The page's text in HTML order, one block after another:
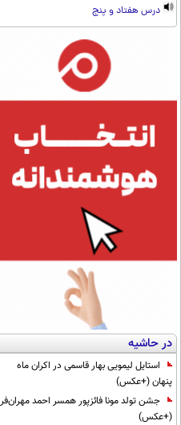
درس هفتاد و پنج
در حاشیه
استایل لیمویی بهار قاسمی در اکران ماه
پنهان (+عکس)
جشن تولد مونا فائزپور همسر احمد مهران‌فر
(+عکس)